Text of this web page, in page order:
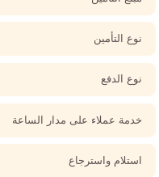
نوع التأمين
نوع الدفع
خدمة عملاء على مدار الساعة
استلام واسترجاع